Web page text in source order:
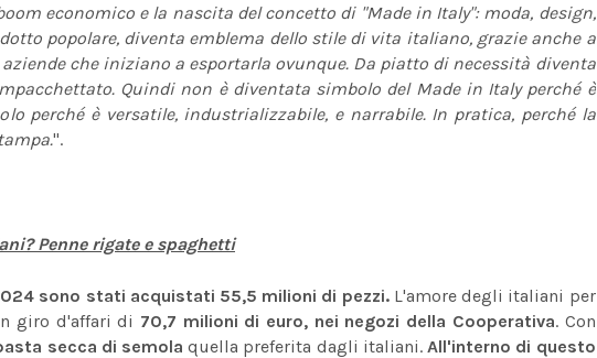
economico e la nascita del concetto di "Made in Italy": moda, design,
popolare, diventa emblema dello stile di vita italiano, grazie anche a
che iniziano a esportarla ovunque. Da piatto di necessità diventa
Quindi non è diventata simbolo del Made in Italy perché è
perché è versatile, industrializzabile, e narrabile. In pratica, perché la
".
Penne rigate e spaghetti
sono stati acquistati 55,5 milioni di pezzi. L'amore degli italiani per
giro d'affari di 70,7 milioni di euro, nei negozi della Cooperativa. Con
secca di semola quella preferita dagli italiani.All'interno di questo